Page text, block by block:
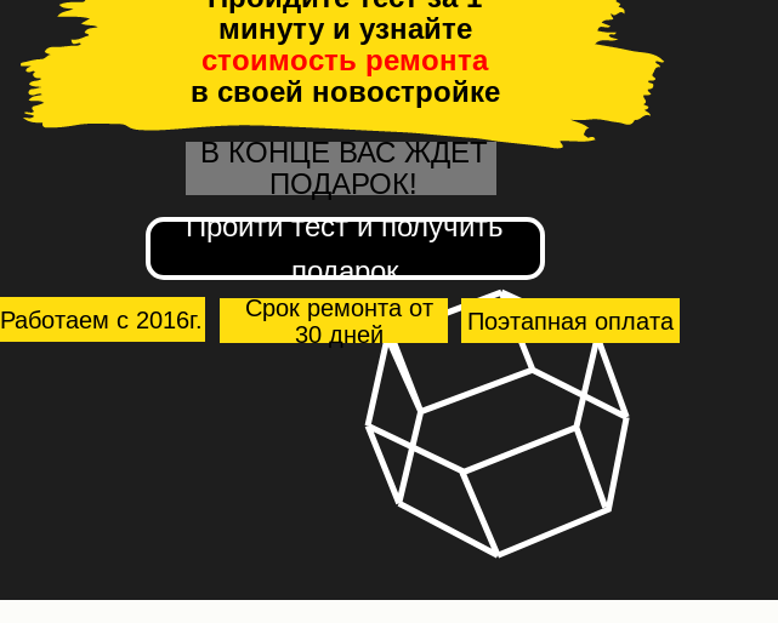
минуту и узнайте
стоимость ремонта
в своей новостройке
Пройти тест и получить
подарок
В КОНЦЕ ВАС ЖДЕТ
ПОДАРОК!
Работаем с 2016г.
Срок ремонта от
30 дней
Поэтапная оплата